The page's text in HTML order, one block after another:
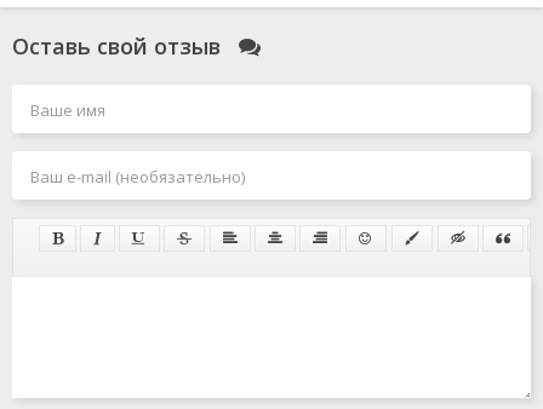
Оставь свой отзыв